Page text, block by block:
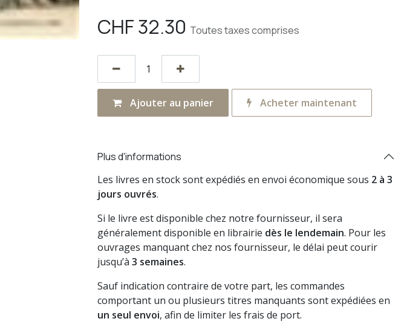
CHF32.30 Toutes taxes comprises
Ajouter au panier Acheter maintenant
Plus d'informations
Les livres en stock sont expédiés en envoi économique sous 2 à 3
jours ouvrés.
Si le livre est disponible chez notre fournisseur, il sera
généralement disponible en librairie dès le lendemain. Pour les
ouvrages manquant chez nos fournisseur, le délai peut courir
jusqu’à 3 semaines.
Sauf indication contraire de votre part, les commandes
comportant un ou plusieurs titres manquants sont expédiées en
un seul envoi, afin de limiter les frais de port.